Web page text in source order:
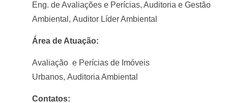
Eng. de Avaliações e Perícias, Auditoria e Gestão
Ambiental, Auditor Líder Ambiental
Área de Atuação:
Avaliação e Perícias de Imóveis
Urbanos, Auditoria Ambiental
Contatos: